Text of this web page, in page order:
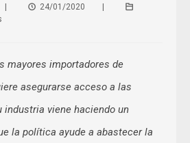
| 24/01/2020
|
mayores importadores de
asegurarse acceso a las
industria viene haciendo un
la política ayude a abastecer la